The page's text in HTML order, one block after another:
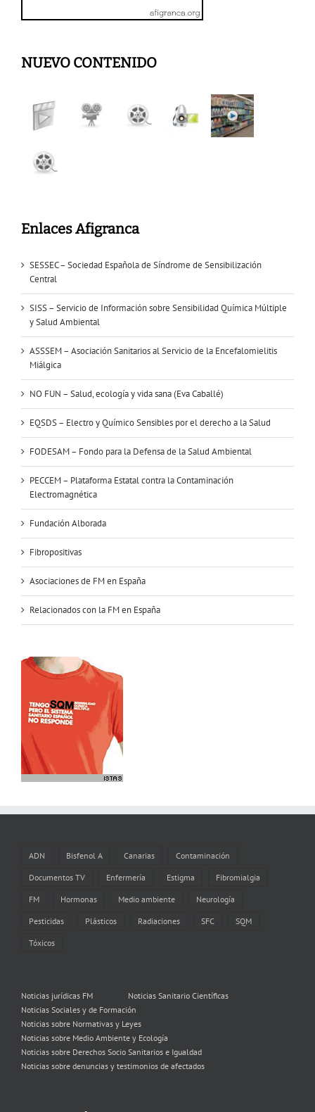
NUEVO CONTENIDO
Enlaces Afigranca
SESSEC – Sociedad Española de Síndrome de Sensibilización
Central
SISS – Servicio de Información sobre Sensibilidad Química Múltiple
y Salud Ambiental
ASSSEM – Asociación Sanitarios al Servicio de la Encefalomielitis
Miálgica
NO FUN – Salud, ecología y vida sana (Eva Caballé)
EQSDS – Electro y Químico Sensibles por el derecho a la Salud
FODESAM – Fondo para la Defensa de la Salud Ambiental
PECCEM – Plataforma Estatal contra la Contaminación
Electromagnética
Fundación Alborada
Fibropositivas
Asociaciones de FM en España
Relacionados con la FM en España
ADN Bisfenol A Canarias Contaminación
Documentos TV Enfermería Estigma Fibromialgia
FM Hormonas Medio ambiente Neurología
Pesticidas Plásticos Radiaciones SFC SQM
Tóxicos
Noticias jurídicas FM
Noticias Sanitario Científicas
Noticias Sociales y de Formación
Noticias sobre Normativas y Leyes
Noticias sobre Medio Ambiente y Ecología
Noticias sobre Derechos Socio Sanitarios e Igualdad
Noticias sobre denuncias y testimonios de afectados